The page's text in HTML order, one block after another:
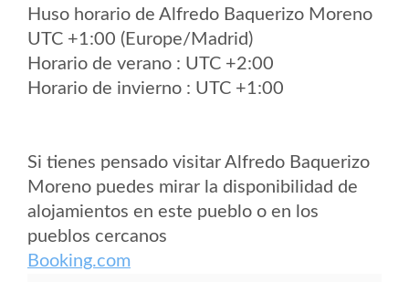
Huso horario de Alfredo Baquerizo Moreno
UTC +1:00 (Europe/Madrid)
Horario de verano : UTC +2:00
Horario de invierno : UTC +1:00
Si tienes pensado visitar Alfredo Baquerizo
Moreno puedes mirar la disponibilidad de
alojamientos en este pueblo o en los
pueblos cercanos
Booking.com